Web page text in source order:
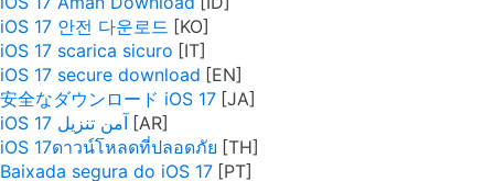
iOS 17 안전 다운로드
iOS 17 scarica sicuro
iOS 17 secure download
安全なダウンロード iOS 17
iOS 17 آمن تنزيل
iOS 17ดาวน์โหลดที่ปลอดภัย
Baixada segura do iOS 17